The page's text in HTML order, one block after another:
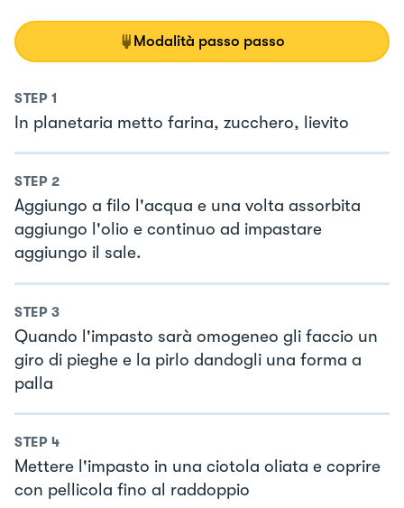
Modalità passo passo
STEP 1
In planetaria metto farina, zucchero, lievito
STEP 2
Aggiungo a filo l'acqua e una volta assorbita
aggiungo l'olio e continuo ad impastare
aggiungo il sale.
STEP 3
Quando l'impasto sarà omogeneo gli faccio un
giro di pieghe e la pirlo dandogli una forma a
palla
STEP 4
Mettere l'impasto in una ciotola oliata e coprire
con pellicola fino al raddoppio